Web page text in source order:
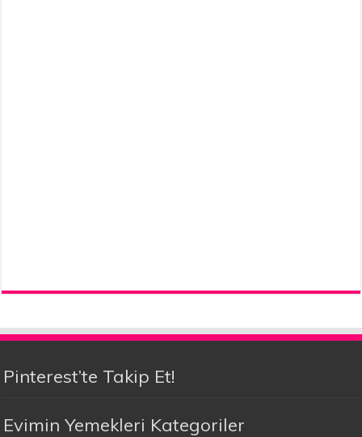
Pinterest’te Takip Et!
Evimin Yemekleri Kategoriler